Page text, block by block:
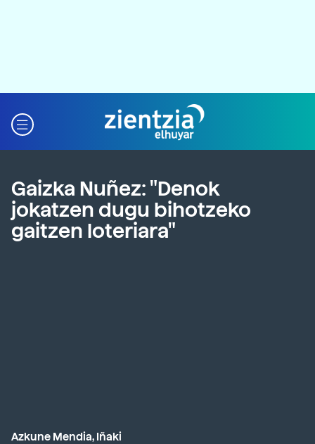
Gaizka Nuñez: "Denok
jokatzen dugu bihotzeko
gaitzen loteriara"
Azkune Mendia, Iñaki